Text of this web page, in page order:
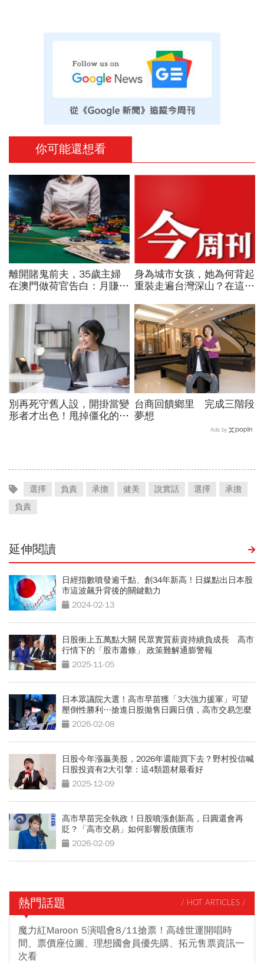
你可能還想看
離開賭鬼前夫，35歲主婦
在澳門做荷官告白：月賺
身為城市女孩，她為何背起
重裝走遍台灣深山？在這座
到人生答案
別再死守舊人設，開掛當變
形者才出色！甩掉僵化的
台商回饋鄉里 完成三階段
夢想
Ads by
選擇 負責 承擔 健美 說實話 選擇
承擔
負責
延伸閱讀
日經指數噴發逾千點、創34年新高！日媒點出日本股
市這波飆升背後的關鍵動力
2024-02-13
日股衝上五萬點大關 民眾實質薪資持續負成長 高市
行情下的「股市蕭條」 政策難解通膨警報
2025-11-05
日本眾議院大選！高市早苗獲「3大強力援軍」可望
壓倒性勝利…搶進日股拋售日圓日債，高市交易怎麼
走？2026-02-08
日股今年漲贏美股，2026年還能買下去？野村投信喊
日股投資有2大引擎：這4類題材最看好
2025-12-09
高市早苗完全執政！日股噴漲創新高，日圓還會再
貶？「高市交易」如何影響股債匯市
2026-02-09
熱門話題 / HOT ARTICLES /
魔力紅Maroon 5演唱會8/11搶票！高雄世運開唱時
間、票價座位圖、理想國會員優先購、拓元售票資訊一
次看